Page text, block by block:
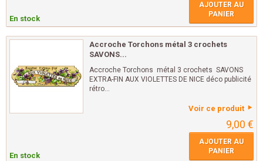
En stock
AJOUTER AU
PANIER
Accroche Torchons métal 3 crochets
SAVONS...
Accroche Torchons métal 3 crochets SAVONS
EXTRA-FIN AUX VIOLETTES DE NICE déco publicité
rétro...
Voir ce produit
9,00 €
En stock
AJOUTER AU
PANIER